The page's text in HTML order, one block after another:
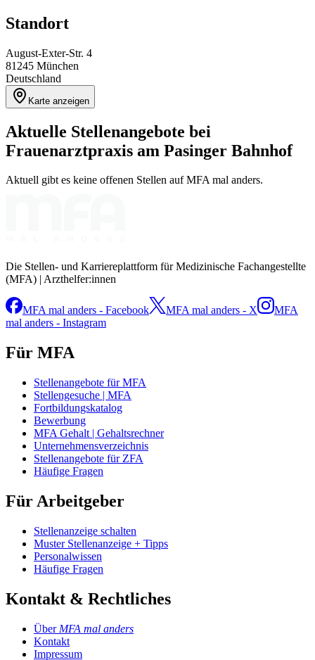
Standort
August-Exter-Str. 4
81245 München
Deutschland
Karte anzeigen
Aktuelle Stellenangebote bei
Frauenarztpraxis am Pasinger Bahnhof
Aktuell gibt es keine offenen Stellen auf MFA mal anders.
Die Stellen- und Karriereplattform für Medizinische Fachangestellte
(MFA) | Arzthelfer:innen
MFA mal anders - Facebook MFA mal anders - X
MFA
mal anders - Instagram
Für MFA
Stellenangebote für MFA
Stellengesuche | MFA
Fortbildungskatalog
Bewerbung
MFA Gehalt | Gehaltsrechner
Unternehmensverzeichnis
Stellenangebote für ZFA
Häufige Fragen
Für Arbeitgeber
Stellenanzeige schalten
Muster Stellenanzeige + Tipps
Personalwissen
Häufige Fragen
Kontakt & Rechtliches
Über MFA mal anders
Kontakt
Impressum